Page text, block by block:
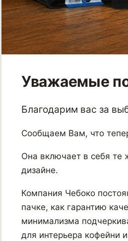
Уважаемые
Благодарим вас за
Сообщаем Вам, что
Она включает в себя те
дизайне.
Компания Чебоко
пачке, как гарантию
минимализма
для интерьера кофейни